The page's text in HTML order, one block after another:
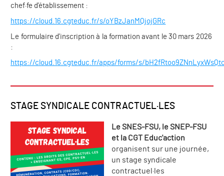
chef·fe d’établissement :
https://cloud.16.cgteduc.fr/s/oYBzJanMQjojGRc
Le formulaire d’inscription à la formation avant le 30 mars 2026
:
https://cloud.16.cgteduc.fr/apps/forms/s/
STAGE SYNDICALE CONTRACTUEL·LES
Le SNES-FSU, le SNEP-FSU
et la CGT Educ'action
organisent sur une journée,
un stage syndicale
contractuel·les